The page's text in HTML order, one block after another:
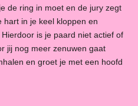
de ring in moet en de jury zegt
hart in je keel kloppen en
is je paard niet actief of
jij nog meer zenuwen gaat
en groet je met een hoofd